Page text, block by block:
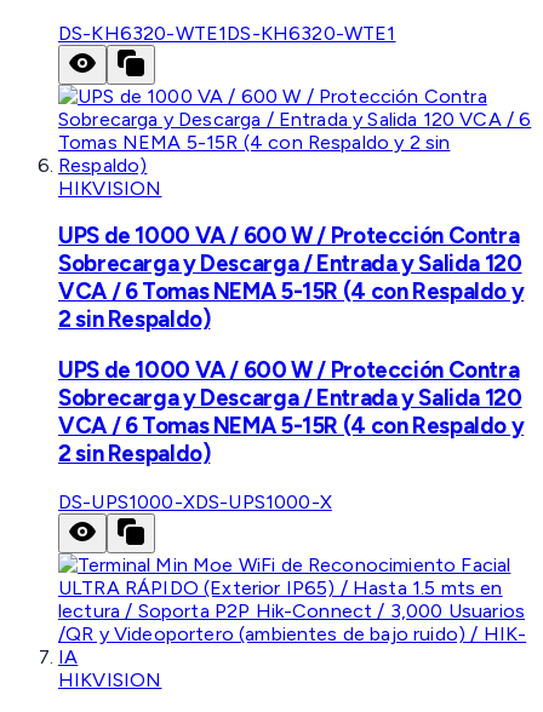
DS-KH6320-WTE1DS-KH6320-WTE1
HIKVISION
UPS de 1000 VA / 600 W / Protección Contra
Sobrecarga y Descarga / Entrada y Salida 120
VCA / 6 Tomas NEMA 5-15R (4 con Respaldo y
2 sin Respaldo)
UPS de 1000 VA / 600 W / Protección Contra
Sobrecarga y Descarga / Entrada y Salida 120
VCA / 6 Tomas NEMA 5-15R (4 con Respaldo y
2 sin Respaldo)
DS-UPS1000-XDS-UPS1000-X
HIKVISION